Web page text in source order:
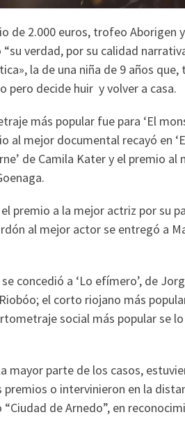
de 2.000 euros, trofeo Aborigen
verdad, por su calidad
la de una niña de 9 años
pero decide huir y volver a casa.
más popular fue para ‘El
al mejor documental recayó en
de Camila Kater y el premio
premio a la mejor actriz por su
al mejor actor se entregó a
concedió a ‘Lo efímero’, de
el corto riojano más
social más popular se lo
mayor parte de los casos,
o intervinieron en la
de Arnedo”, en